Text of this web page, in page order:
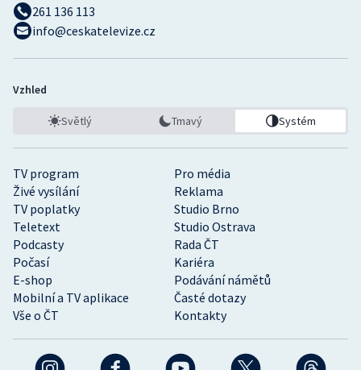
TV program
Pro média
Živé vysílání
Reklama
TV poplatky
Studio Brno
Teletext
Studio Ostrava
Podcasty
Rada ČT
Počasí
Kariéra
E-shop
Podávání námětů
Mobilní a TV aplikace
Časté dotazy
Vše o ČT
Kontakty
261 136 113
info@ceskatelevize.cz
Vzhled
Světlý Tmavý Systém